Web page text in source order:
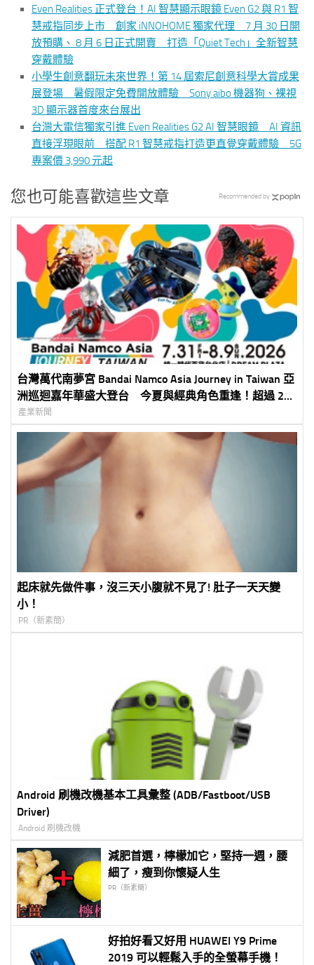
Even Realities 正式登台！AI 智慧顯示眼鏡 Even G2 與 R1 智
慧戒指同步上市 創家 iNNOHOME 獨家代理 7 月 30 日開
放預購、 8 月 6 日正式開賣 打造「Quiet Tech」全新智慧
穿戴體驗
小學生創意翻玩未來世界！第 14 屆索尼創意科學大賞成果
展登場 暑假限定免費開放體驗 Sony aibo 機器狗、裸視
3D 顯示器首度來台展出
台灣大電信獨家引進 Even Realities G2 AI 智慧眼鏡 AI 資訊
直接浮現眼前 搭配 R1 智慧戒指打造更直覺穿戴體驗 5G
專案價 3,990 元起
您也可能喜歡這些文章
台灣萬代南夢宮 Bandai Namco Asia Journey in Taiwan 亞
洲巡迴嘉年華盛大登台 今夏與經典角色重逢！超過 20
大人氣 IP 、 10 大主題展區打造全家同樂夢幻旅程
產業新聞
起床就先做件事，沒三天小腹就不見了! 肚子一天天變
小！
PR（新素簡）
Android 刷機改機基本工具彙整 (ADB/Fastboot/USB
Driver)
Android 刷機改機
減肥首選，檸檬加它，堅持一週，腰
細了，瘦到你懷疑人生
PR（新素簡）
好拍好看又好用 HUAWEI Y9 Prime
2019 可以輕鬆入手的全螢幕手機！
Recommended by